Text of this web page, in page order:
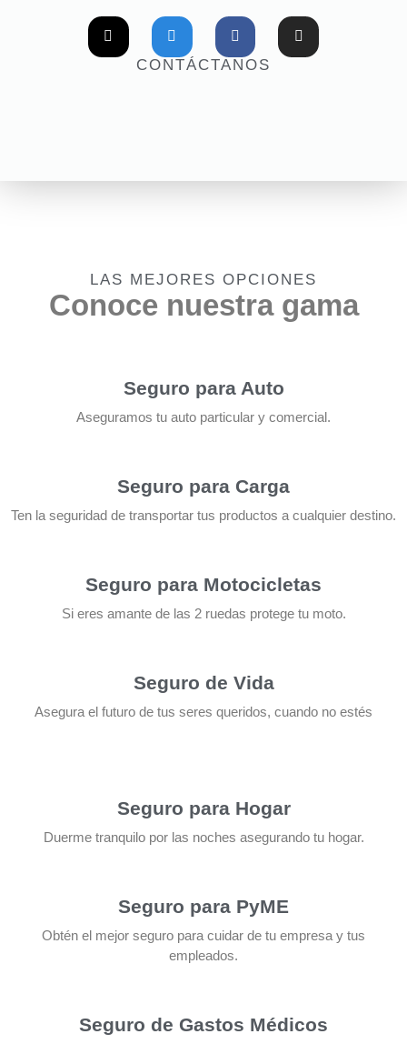
CONTÁCTANOS
LAS MEJORES OPCIONES
Conoce nuestra gama
Seguro para Auto
Aseguramos tu auto particular y comercial.
Seguro para Carga
Ten la seguridad de transportar tus productos a cualquier destino.
Seguro para Motocicletas
Si eres amante de las 2 ruedas protege tu moto.
Seguro de Vida
Asegura el futuro de tus seres queridos, cuando no estés
Seguro para Hogar
Duerme tranquilo por las noches asegurando tu hogar.
Seguro para PyME
Obtén el mejor seguro para cuidar de tu empresa y tus
empleados.
Seguro de Gastos Médicos